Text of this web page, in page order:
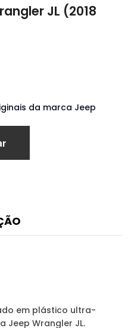
JL (2018
da marca Jeep
em plástico ultra-
Jeep Wrangler JL.